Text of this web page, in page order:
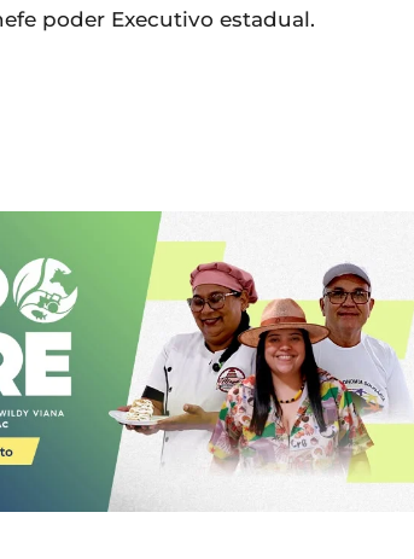
poder Executivo estadual.